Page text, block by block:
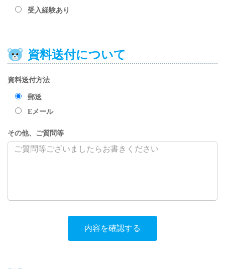
受入経験あり
資料送付について
資料送付方法
郵送
Eメール
その他、ご質問等